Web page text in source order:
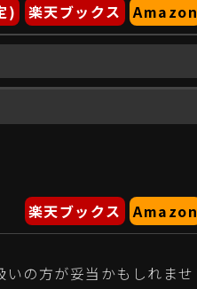
) 楽天ブックス Amazon
楽天ブックス Amazon
の方が妥当かもしれませ